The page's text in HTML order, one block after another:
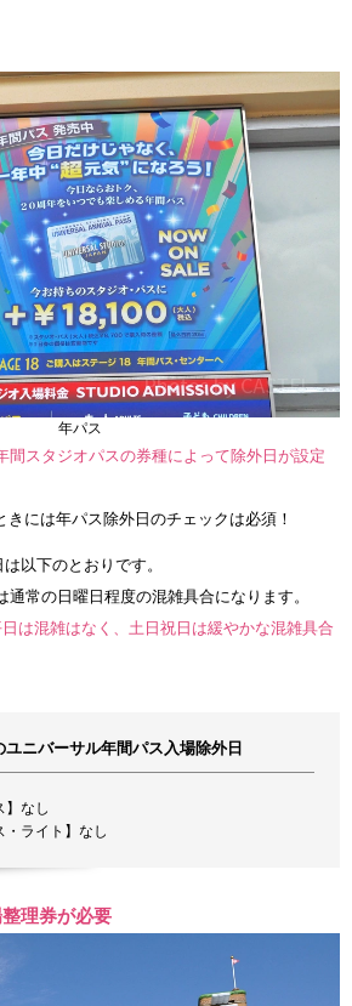
年パス
間スタジオパスの券種によって除外日が設定
には年パス除外日のチェックは必須！
以下のとおりです。
常の日曜日程度の混雑具合になります。
は混雑はなく、土日祝日は緩やかな混雑具合
ユニバーサル年間パス入場除外日
】なし
・ライト】なし
理券が必要